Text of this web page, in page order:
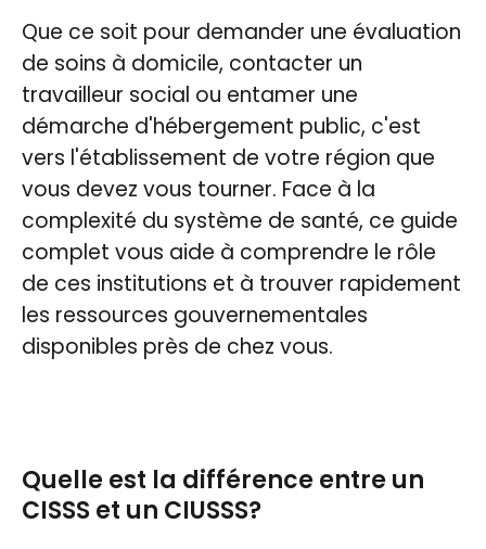
Que ce soit pour demander une évaluation
de soins à domicile, contacter un
travailleur social ou entamer une
démarche d'hébergement public, c'est
vers l'établissement de votre région que
vous devez vous tourner. Face à la
complexité du système de santé, ce guide
complet vous aide à comprendre le rôle
de ces institutions et à trouver rapidement
les ressources gouvernementales
disponibles près de chez vous.
Quelle est la différence entre un
CISSS et un CIUSSS?